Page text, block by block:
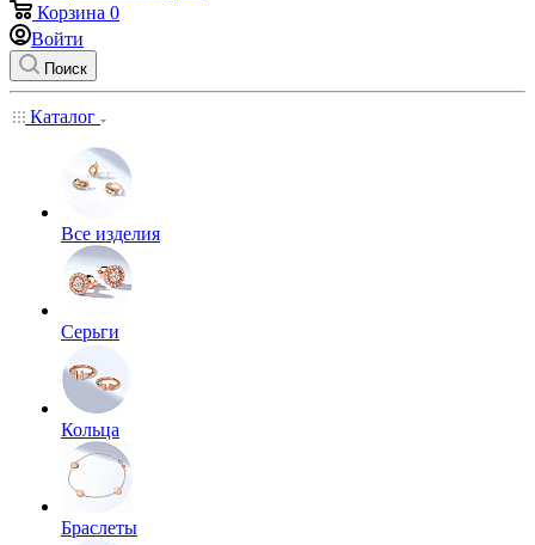
Корзина 0
Войти
Поиск
Каталог
Все изделия
Серьги
Кольца
Браслеты